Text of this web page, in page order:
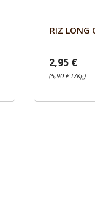
RIZ LONG
2,95 €
(5,90 € L/Kg)